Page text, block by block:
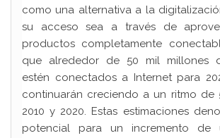
como una alternativa a la
su acceso sea a través de
productos completamente
que alrededor de 50 mil millones
estén conectados a Internet para
continuarán creciendo a un ritmo de
2010 y 2020. Estas estimaciones
potencial para un incremento de